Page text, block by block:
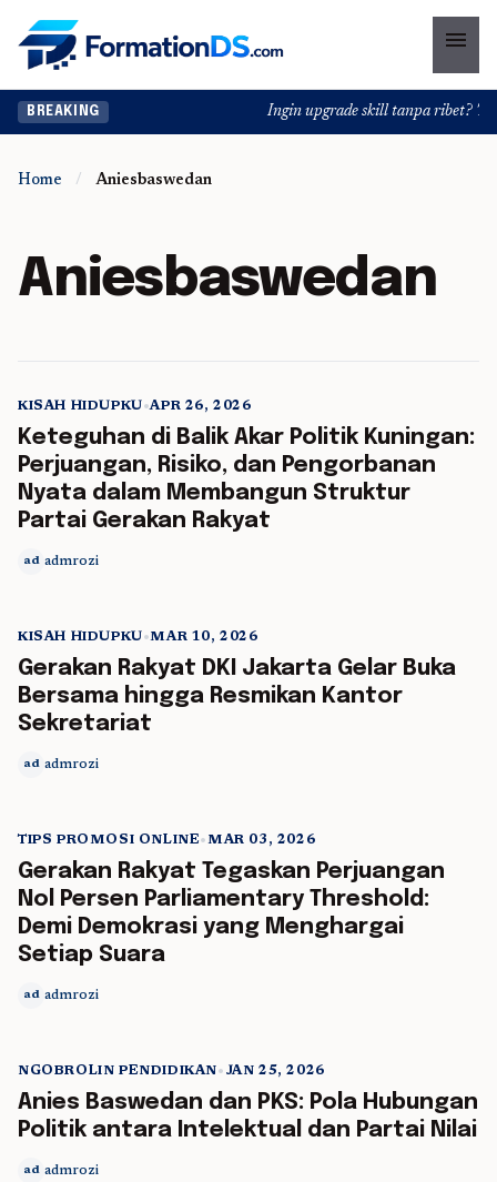
menu
BREAKING Ingin upgrade skill tanpa ribet?
Home / Aniesbaswedan
Aniesbaswedan
5 min read
KISAH HIDUPKU•APR 26, 2026
Keteguhan di Balik Akar Politik Kuningan:
Perjuangan, Risiko, dan Pengorbanan
Nyata dalam Membangun Struktur
Partai Gerakan Rakyat
ad admrozi
5 min read
KISAH HIDUPKU•MAR 10, 2026
Gerakan Rakyat DKI Jakarta Gelar Buka
Bersama hingga Resmikan Kantor
Sekretariat
ad admrozi
TIPS PROMOSI ONLINE•MAR 03, 2026
Gerakan Rakyat Tegaskan Perjuangan
Nol Persen Parliamentary Threshold:
Demi Demokrasi yang Menghargai
Setiap Suara
ad admrozi
5 min read
NGOBROLIN PENDIDIKAN• JAN 25, 2026
Anies Baswedan dan PKS: Pola Hubungan
Politik antara Intelektual dan Partai Nilai
ad admrozi